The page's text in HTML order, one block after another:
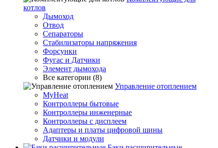
котлов
Дымоход
Отвод
Сепараторы
Стабилизаторы напряжения
Форсунки
Фугас и Датчики
Элемент дымохода
Все категории (8)
Управление отоплением
MyHeat
Контроллеры бытовые
Контроллеры инженерные
Контроллеры с дисплеем
Адаптеры и платы цифровой шины
Датчики и модули